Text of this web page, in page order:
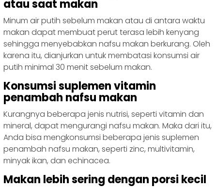
atau saat makan
Minum air putih sebelum makan atau di antara waktu
makan dapat membuat perut terasa lebih kenyang
sehingga menyebabkan nafsu makan berkurang. Oleh
karena itu, dianjurkan untuk membatasi konsumsi air
putih minimal 30 menit sebelum makan.
Konsumsi suplemen vitamin
penambah nafsu makan
Kurangnya beberapa jenis nutrisi, seperti vitamin dan
mineral, dapat mengurangi nafsu makan. Maka dari itu,
Anda bisa mengkonsumsi beberapa jenis suplemen
penambah nafsu makan, seperti zinc, multivitamin,
minyak ikan, dan echinacea.
Makan lebih sering dengan porsi kecil